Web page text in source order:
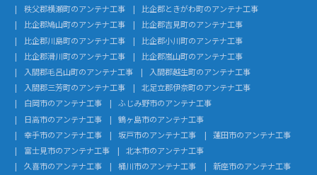
秩父郡横瀬町のアンテナ工事
比企郡ときがわ町のアンテナ工事
比企郡鳩山町のアンテナ工事
比企郡吉見町のアンテナ工事
比企郡川島町のアンテナ工事
比企郡小川町のアンテナ工事
比企郡滑川町のアンテナ工事
比企郡嵐山町のアンテナ工事
入間郡毛呂山町のアンテナ工事
入間郡越生町のアンテナ工事
入間郡三芳町のアンテナ工事
北足立郡伊奈町のアンテナ工事
白岡市のアンテナ工事
ふじみ野市のアンテナ工事
日高市のアンテナ工事
鶴ヶ島市のアンテナ工事
幸手市のアンテナ工事
坂戸市のアンテナ工事
蓮田市のアンテナ工事
富士見市のアンテナ工事
北本市のアンテナ工事
久喜市のアンテナ工事
桶川市のアンテナ工事
新座市のアンテナ工事